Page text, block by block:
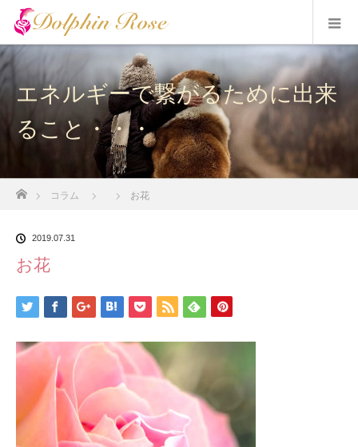
エネルギーで繋がるために出来
ること・・・
コラム お花
2019.07.31
お花